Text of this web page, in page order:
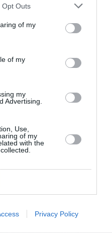
Opt Outs
of my
of my
my
Advertising.
Use,
of my
with the
Privacy Policy
incidenza di
strategiche.
un progressivo
“specializzazioni
alcune
per albanesi e
per i cinesi –
attività